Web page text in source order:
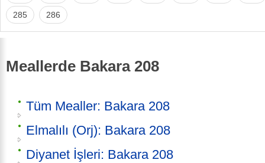
285 286
Meallerde Bakara 208
Tüm Mealler: Bakara 208
Elmalılı (Orj): Bakara 208
Diyanet İşleri: Bakara 208